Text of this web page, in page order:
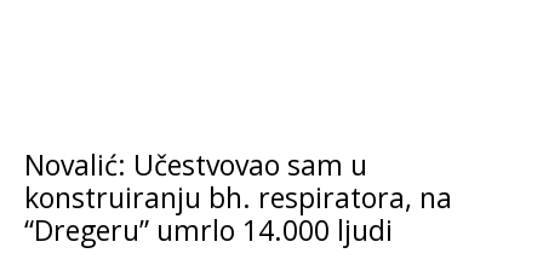
Novalić: Učestvovao sam u
konstruiranju bh. respiratora, na
“Dregeru” umrlo 14.000 ljudi